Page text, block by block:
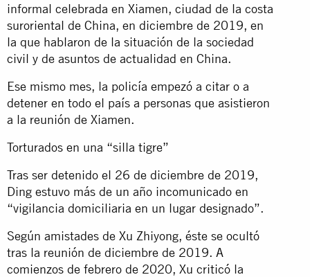
informal celebrada en Xiamen, ciudad de la costa
suroriental de China, en diciembre de 2019, en
la que hablaron de la situación de la sociedad
civil y de asuntos de actualidad en China.
Ese mismo mes, la policía empezó a citar o a
detener en todo el país a personas que asistieron
a la reunión de Xiamen.
Torturados en una “silla tigre”
Tras ser detenido el 26 de diciembre de 2019,
Ding estuvo más de un año incomunicado en
“vigilancia domiciliaria en un lugar designado”.
Según amistades de Xu Zhiyong, éste se ocultó
tras la reunión de diciembre de 2019. A
comienzos de febrero de 2020, Xu criticó la